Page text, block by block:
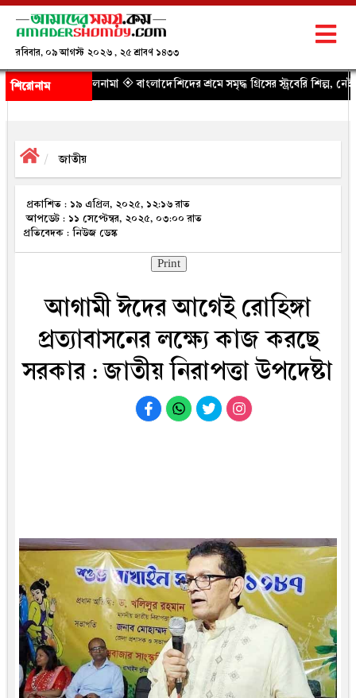
রবিবার, ০৯ আগস্ট ২০২৬ , ২৫ শ্রাবণ ১৪৩৩
শিরোনাম
◈ বাংলাদেশিদের শ্রমে সমৃদ্ধ গ্রিসের স্ট্রবেরি শিল্প, নেই প্রাপ্য স্বীকৃতি◈
জাতীয়
প্রকাশিত : ১৯ এপ্রিল, ২০২৫, ১২:১৬ রাত
আপডেট : ১১ সেপ্টেম্বর, ২০২৫, ০৩:০০ রাত
প্রতিবেদক : নিউজ ডেস্ক
Print
আগামী ঈদের আগেই রোহিঙ্গা
প্রত্যাবাসনের লক্ষ্যে কাজ করছে
সরকার : জাতীয় নিরাপত্তা উপদেষ্টা